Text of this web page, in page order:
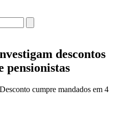
descontos
pensionistas
cumpre mandados em 4